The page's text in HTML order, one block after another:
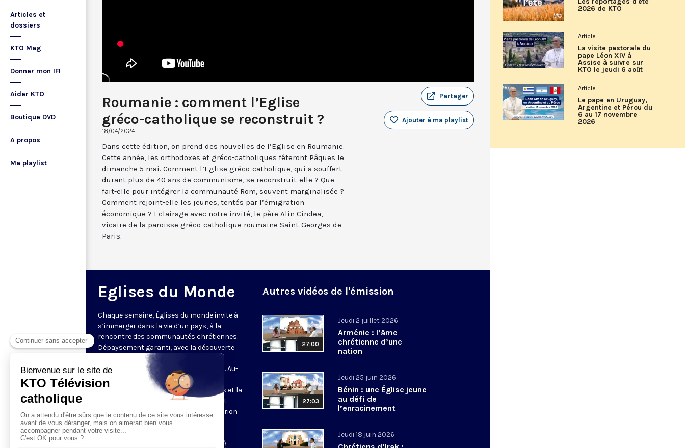
Articles et
dossiers
KTO Mag
Donner mon IFI
Aider KTO
Boutique DVD
A propos
Ma playlist
Roumanie : comment l’Eglise
gréco-catholique se reconstruit ?
18/04/2024
Partager
Ajouter à ma playlist
Dans cette édition, on prend des nouvelles de l’Eglise en Roumanie.
Cette année, les orthodoxes et gréco-catholiques fêteront Pâques le
dimanche 5 mai. Comment l’Eglise gréco-catholique, qui a souffert
durant plus de 40 ans de communisme, se reconstruit-elle ? Que
fait-elle pour intégrer la communauté Rom, souvent marginalisée ?
Comment rejoint-elle les jeunes, tentés par l’émigration
économique ? Eclairage avec notre invité, le père Alin Cindea,
vicaire de la paroisse gréco-catholique roumaine Saint-Georges de
Paris.
Eglises du Monde
Chaque semaine, Églises du monde invite à
s’immerger dans la vie d’un pays, à la
rencontre des communautés chrétiennes.
Dépaysement garanti, avec la découverte
des spécificités et du rayonnement de
l’Église catholique ou de ses difficultés. Au-
delà de l’actualité, il s’agit aussi de
comprendre les grands enjeux du pays et la
contribution que les chrétiens peuvent
apporter à la société. Présenté par Marion
Fontenille chaque jeudi à 21h45.
Autres vidéos de l'émission
27:00
Jeudi 2 juillet 2026
Arménie : l’âme
chrétienne d’une
nation
27:03
Jeudi 25 juin 2026
Bénin : une Église jeune
au défi de
l’enracinement
Jeudi 18 juin 2026
2026 de KTO
Article
La visite pastorale du
pape Léon XIV à
Assise à suivre sur
KTO le jeudi 6 août
Article
Le pape en Uruguay,
Argentine et Pérou du
6 au 17 novembre
2026